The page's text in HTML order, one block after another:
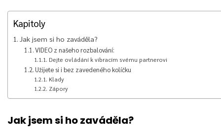
Kapitoly
Jak jsem si ho zaváděla?
VIDEO z našeho rozbalování:
Dejte ovládání k vibracím svému partnerovi
Užijete si i bez zavedeného kolíčku
Klady
Zápory
Jak jsem si ho zaváděla?